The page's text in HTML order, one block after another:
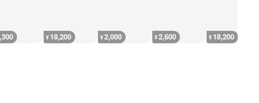
¥18,200 ¥2,000 ¥2,600 ¥18,200